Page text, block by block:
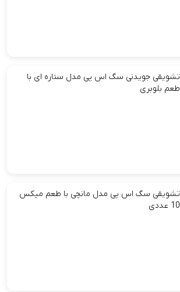
تشویقی جویدنی سگ اس پی مدل ستاره ای با
طعم بلوبری
تشویقی سگ اس پی مدل مانچی با طعم میکس
10 عددی